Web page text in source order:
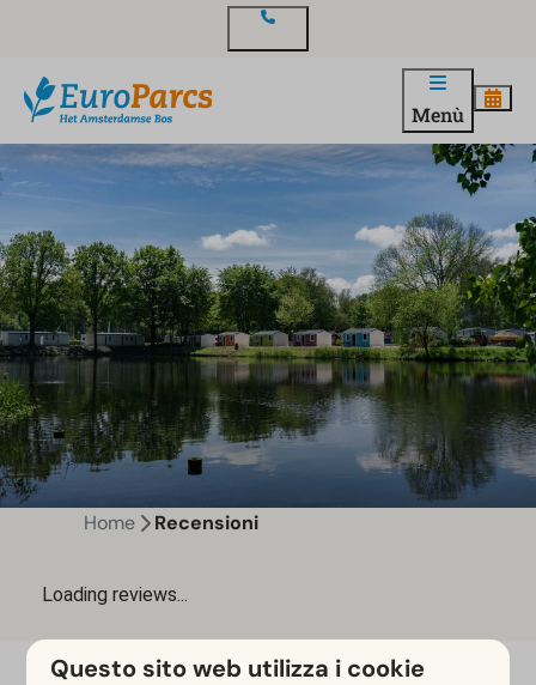
Menù
Home Recensioni
Questo sito web utilizza i cookie